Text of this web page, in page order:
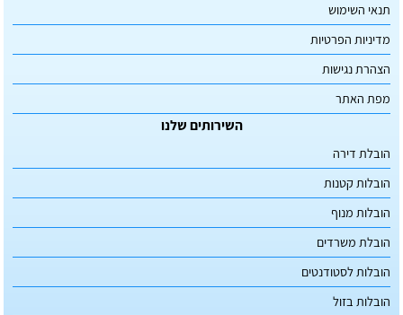
תנאי השימוש
מדיניות הפרטיות
הצהרת נגישות
מפת האתר
השירותים שלנו
הובלת דירה
הובלות קטנות
הובלות מנוף
הובלת משרדים
הובלות לסטודנטים
הובלות בזול